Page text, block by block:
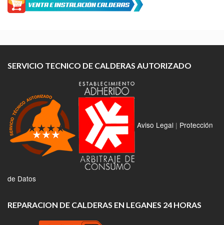
SERVICIO TECNICO DE CALDERAS AUTORIZADO
Aviso Legal | Protección
de Datos
REPARACION DE CALDERAS EN LEGANES 24 HORAS